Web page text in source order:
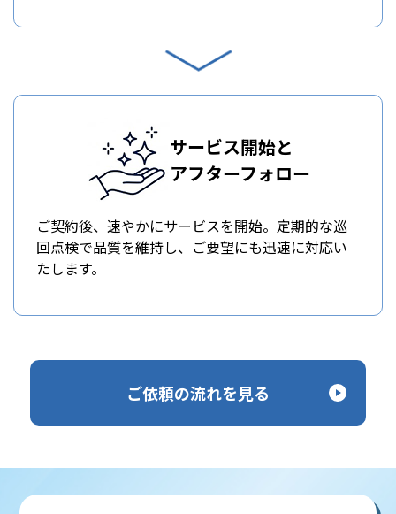
サービス開始と
アフターフォロー
ご契約後、速やかにサービスを開始。定期的な巡
回点検で品質を維持し、ご要望にも迅速に対応い
たします。
ご依頼の流れを見る